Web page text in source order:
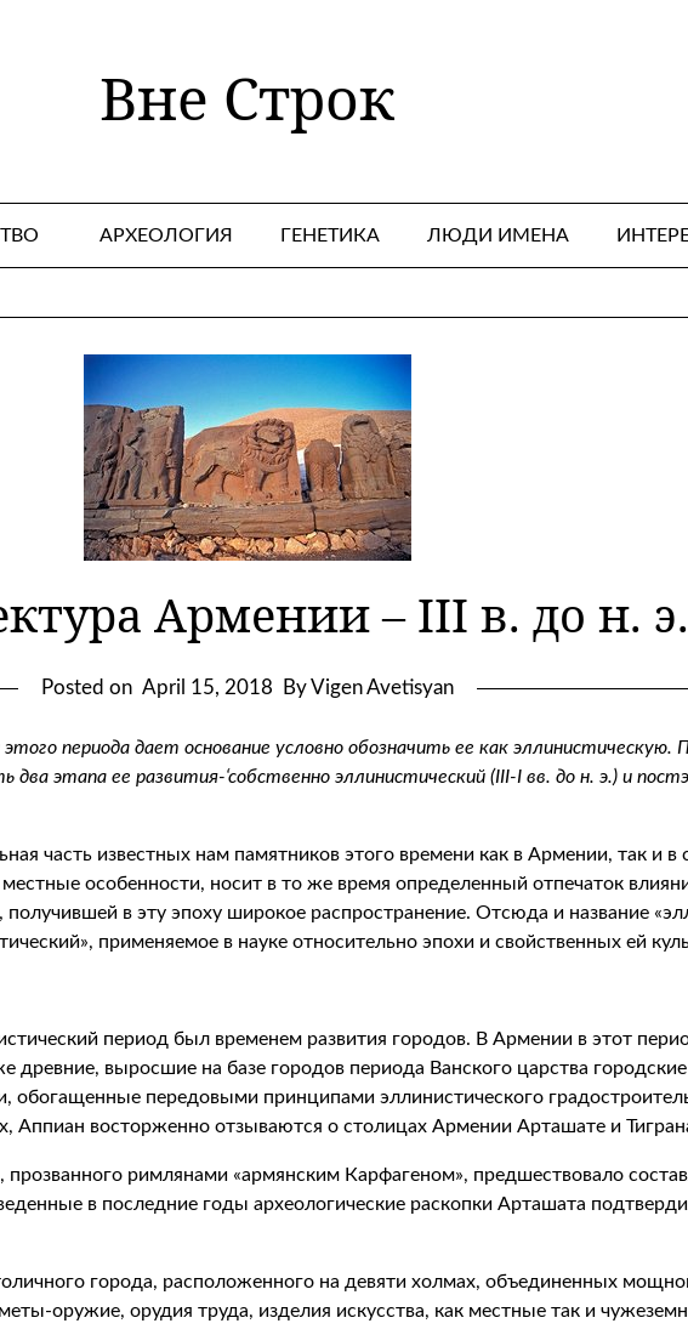
Вне Строк
АРХЕОЛОГИЯ ГЕНЕТИКА ЛЮДИ ИМЕНА
Армении – III в. до н.
Posted on April 15, 2018 By Vigen Avetisyan
периода дает основание условно обозначить ее как
этапа ее развития-‘собственно эллинистический (III-I вв. до н. э.) и
часть известных нам памятников этого времени как в Армении, так и в
местные особенности, носит в то же время определенный отпечаток
получившей в эту эпоху широкое распространение. Отсюда и название
применяемое в науке относительно эпохи и свойственных ей
период был временем развития городов. В Армении в этот
древние, выросшие на базе городов периода Ванского царства
обогащенные передовыми принципами эллинистического
Аппиан восторженно отзываются о столицах Армении Арташате и
прозванного римлянами «армянским Карфагеном», предшествовало
в последние годы археологические раскопки Арташата
города, расположенного на девяти холмах, объединенных
оружие, орудия труда, изделия искусства, как местные так и